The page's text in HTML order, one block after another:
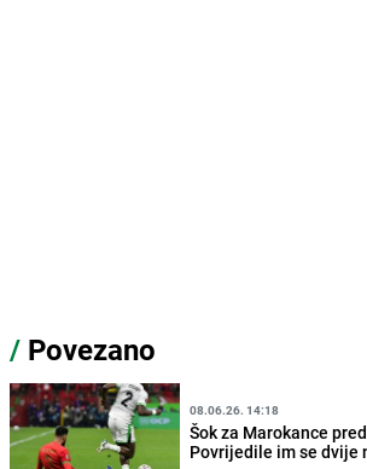
/ Povezano
08.06.26. 14:18
Šok za Marokance
Povrijedile im se dvije